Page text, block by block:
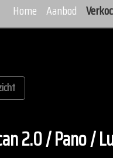
Home Aanbod
2.0 / Pano /